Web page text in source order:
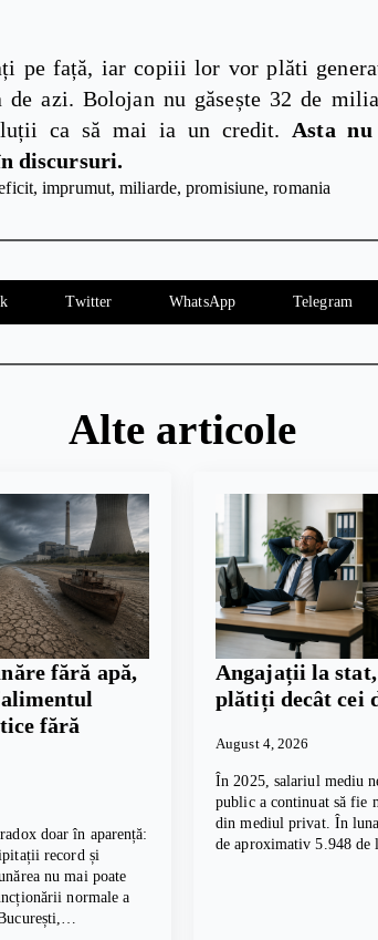
pe față, iar copiii lor vor plăti
azi. Bolojan nu găsește 32 de
ca să mai ia un credit. Asta
discursuri.
imprumut miliarde promisiune romania
Twitter WhatsApp Telegram
Alte articole
fără apă,
fără
doar în aparență:
record și
nu mai poate
normale a
Angajații la
plătiți decât cei
August 4, 2026
În 2025, salariul mediu
public a continuat să fie
din mediul privat. În
de aproximativ 5.948